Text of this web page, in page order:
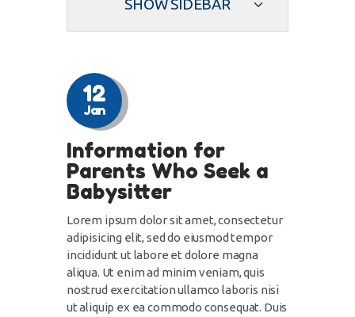
12
Jan
Information for
Parents Who Seek a
Babysitter
Lorem ipsum dolor sit amet, consectetur
adipisicing elit, sed do eiusmod tempor
incididunt ut labore et dolore magna
aliqua. Ut enim ad minim veniam, quis
nostrud exercitation ullamco laboris nisi
ut aliquip ex ea commodo consequat. Duis
SHOW SIDEBAR